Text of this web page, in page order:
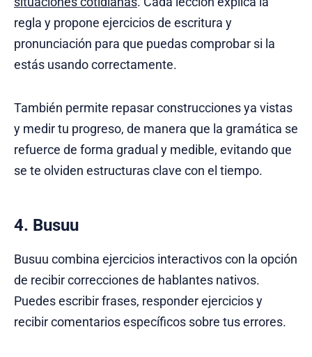
regla y propone ejercicios de escritura y
pronunciación para que puedas comprobar si la
estás usando correctamente.
También permite repasar construcciones ya vistas
y medir tu progreso, de manera que la gramática se
refuerce de forma gradual y medible, evitando que
se te olviden estructuras clave con el tiempo.
4. Busuu
Busuu combina ejercicios interactivos con la opción
de recibir correcciones de hablantes nativos.
Puedes escribir frases, responder ejercicios y
recibir comentarios específicos sobre tus errores.